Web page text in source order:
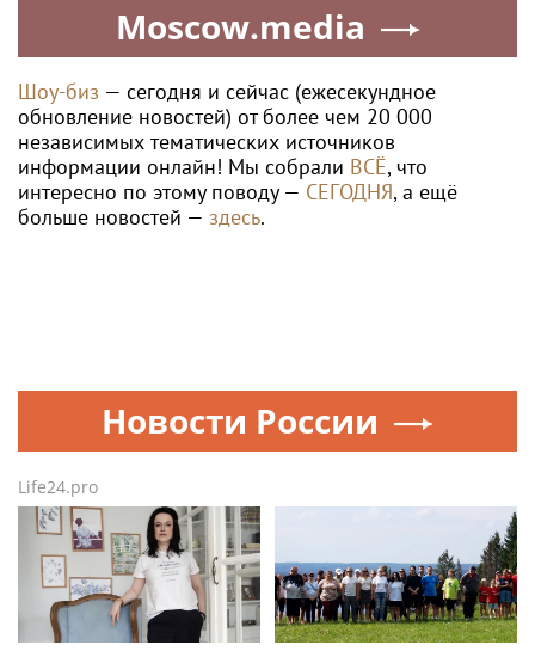
Moscow.media
Шоу-биз — сегодня и сейчас (ежесекундное
обновление новостей) от более чем 20 000
независимых тематических источников
информации онлайн! Мы собрали ВСЁ, что
интересно по этому поводу — СЕГОДНЯ, а ещё
больше новостей — здесь.
Новости России
Life24.pro